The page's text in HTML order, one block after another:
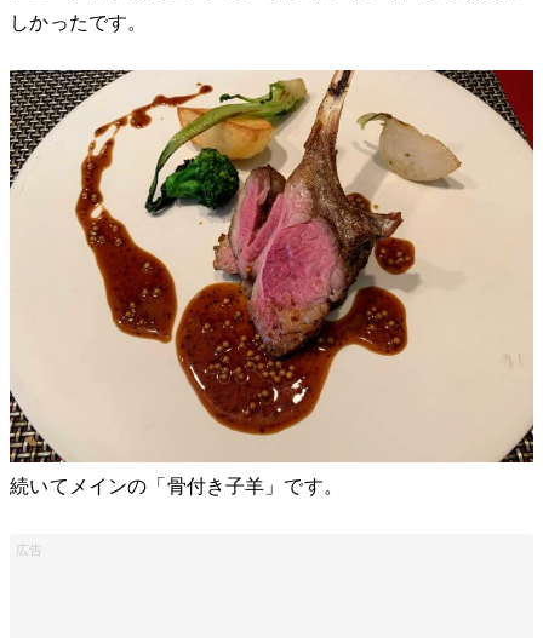
しかったです。
続いてメインの「骨付き子羊」です。